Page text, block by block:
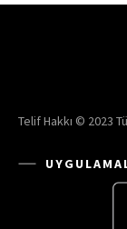
Telif Hakkı © 2023